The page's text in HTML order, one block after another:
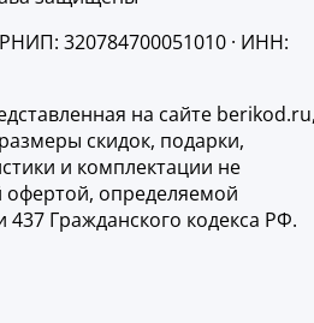
320784700051010 · ИНН:
на сайте
скидок, подарки,
и комплектации не
определяемой
Гражданского кодекса РФ.